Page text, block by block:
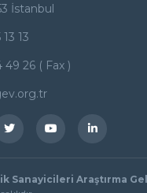
İstanbul
13
49 26 ( Fax )
Sanayicileri Araştırma